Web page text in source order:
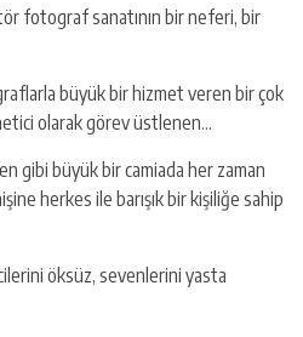
fotograf sanatının bir neferi, bir
büyük bir hizmet veren bir çok
olarak görev üstlenen…
gibi büyük bir camiada her zaman
herkes ile barışık bir kişiliğe sahip
öksüz, sevenlerini yasta